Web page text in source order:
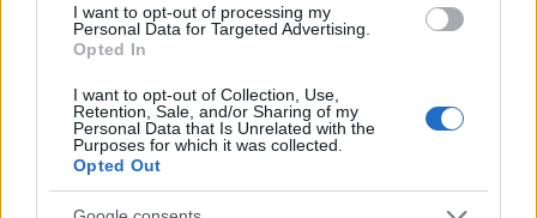
I want to opt-out of processing my
Personal Data for Targeted Advertising.
Opted In
I want to opt-out of Collection, Use,
Retention, Sale, and/or Sharing of my
Personal Data that Is Unrelated with the
Purposes for which it was collected.
Opted Out